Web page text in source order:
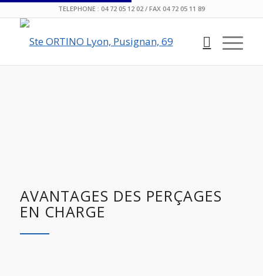
TELEPHONE : 04 72 05 12 02 / FAX 04 72 05 11 89
AVANTAGES DES PERÇAGES
EN CHARGE